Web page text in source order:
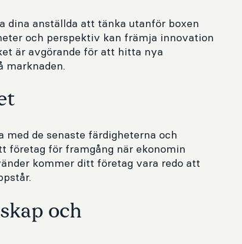
dina anställda att tänka utanför boxen
och perspektiv kan främja innovation
är avgörande för att hitta nya
marknaden.
med de senaste färdigheterna och
företag för framgång när ekonomin
kommer ditt företag vara redo att
och